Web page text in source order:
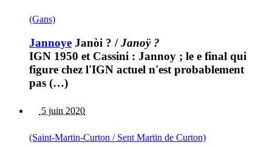
(Gans)
Jannoye Janòi ? /Janoÿ ?
IGN 1950 et Cassini : Jannoy ; le e final qui
figure chez l'IGN actuel n'est probablement
pas (…)
5 juin 2020
(Saint-Martin-Curton / Sent Martin de Curton)